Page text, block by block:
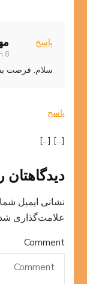
8 آذر 1398 at 9:37 ب.ظ
پاسخ
سلام. فرصت
پاسخ
[…] […]
دیدگاهتان
نشانی ایمیل
علامت‌گذاری
Comment